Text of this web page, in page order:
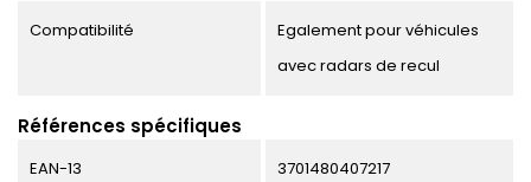
Compatibilité
Egalement pour véhicules
avec radars de recul
Références spécifiques
EAN-13 3701480407217